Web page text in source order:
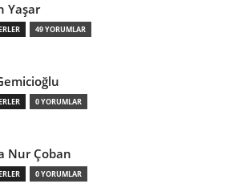
Yaşar
49 YORUMLAR
0 YORUMLAR
Nur Çoban
0 YORUMLAR